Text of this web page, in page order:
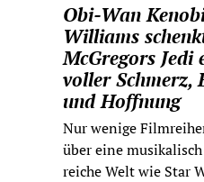
Obi-Wan
Williams
McGregors Jedi
voller Schmerz,
und Hoffnung
Nur wenige
über eine
reiche Welt wie Star